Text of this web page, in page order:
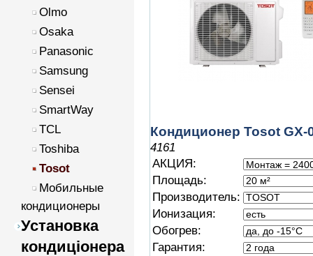
Olmo
Osaka
Panasonic
Samsung
Sensei
SmartWay
TCL
Toshiba
Tosot
Мобильные
кондиционеры
Установка
кондиціонера
Кондиционер Tosot GX-
4161
АКЦИЯ:
Площадь:
Производитель:
Ионизация:
Обогрев:
Гарантия: